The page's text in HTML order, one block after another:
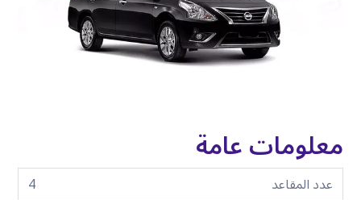
معلومات عامة
عدد المقاعد
4